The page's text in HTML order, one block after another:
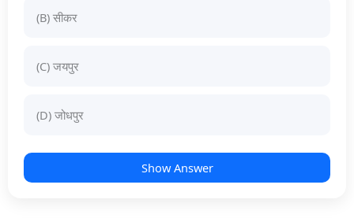
(B) सीकर
(C) जयपुर
(D) जोधपुर
Show Answer